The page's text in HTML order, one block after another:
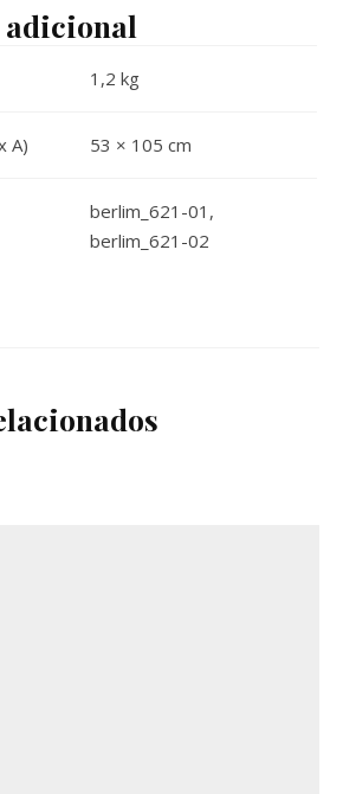
1,2 kg
A) 53 × 105 cm
berlim_621-01,
berlim_621-02